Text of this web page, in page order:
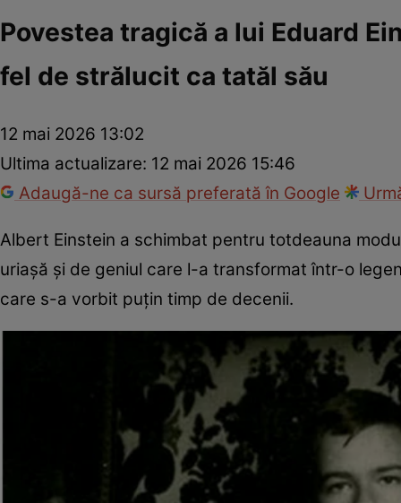
Povestea tragică a lui Eduard
fel de strălucit ca tatăl său
12 mai 2026 13:02
Ultima actualizare: 12 mai 2026 15:46
Adaugă-ne ca sursă preferată în Google
Albert Einstein a schimbat pentru totdeauna
uriașă și de geniul care l-a transformat într-o
care s-a vorbit puțin timp de decenii.